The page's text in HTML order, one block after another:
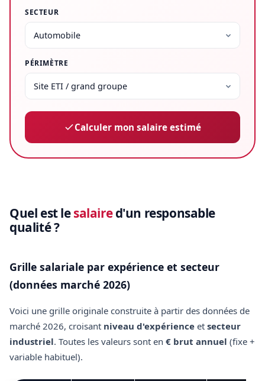
SECTEUR
PÉRIMÈTRE
Calculer mon salaire estimé
Quel est lesalaired'un responsable
qualité ?
Grille salariale par expérience et secteur
(données marché 2026)
Voici une grille originale construite à partir des données de
marché 2026, croisant niveau d'expérience et secteur
industriel. Toutes les valeurs sont en € brut annuel (fixe +
variable habituel).